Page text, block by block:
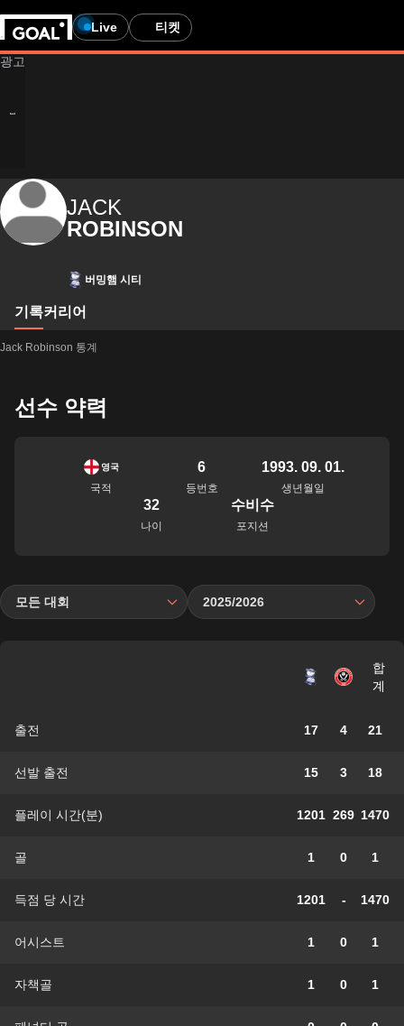
Live 티켓
JACK
ROBINSON
버밍햄 시티
기록커리어
Jack Robinson 통계
선수 약력
영국
국적
6
등번호
1993. 09. 01.
생년월일
32
나이
수비수
포지션
모든 대회 2025/2026
합
계
출전 17 4 21
선발 출전 15 3 18
플레이 시간(분) 1201 269 1470
골 1 0 1
득점 당 시간 1201 - 1470
어시스트 1 0 1
자책골 1 0 1